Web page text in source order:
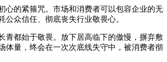
心的紧箍咒。市场和消费者可以包容企业的无
众信任、彻底丧失行业敬畏心。
青都始于敬畏。放下居高临下的傲慢，摒弃敷
体量，终会在一次次底线失守中，被消费者彻